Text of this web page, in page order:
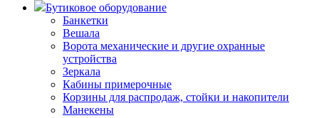
Бутиковое оборудование
Банкетки
Вешала
Ворота механические и другие охранные
устройства
Зеркала
Кабины примерочные
Корзины для распродаж, стойки и накопители
Манекены